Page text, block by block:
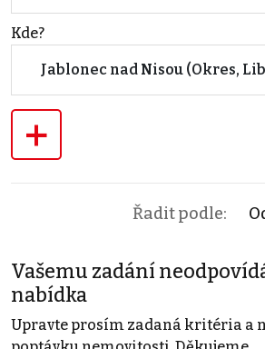
Kde?
Jablonec nad Nisou (Okres,
+
Řadit podle:
Vašemu zadání
nabídka
Upravte prosím zadaná kritéria a